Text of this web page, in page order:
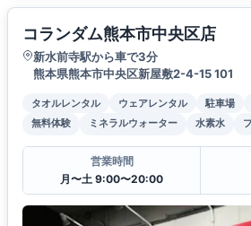
コランダム熊本市中央区店
新水前寺駅から車で3分
熊本県熊本市中央区新屋敷2-4-15 101
タオルレンタル ウェアレンタル 駐車場
無料体験
ミネラルウォーター 水素水
営業時間
月〜土 9:00〜20:00